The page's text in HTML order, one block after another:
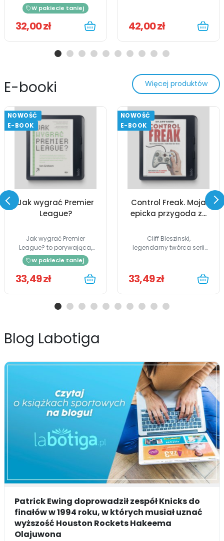
W pakiecie taniej
32,00 zł 42,00 zł
E-booki Więcej produktów
NOWOŚĆ
E-BOOK
Jak wygrać Premier
League?
Jak wygrać Premier
League? to porywająca,
a...
W pakiecie taniej
33,49 zł
NOWOŚĆ
E-BOOK
Control Freak. Moja
epicka przygoda z...
Cliff Bleszinski,
legendarny twórca serii
33,49 zł
Blog Labotiga
Patrick Ewing doprowadził zespół Knicks do
finałów w 1994 roku, w których musiał uznać
wyższość Houston Rockets Hakeema
Olajuwona